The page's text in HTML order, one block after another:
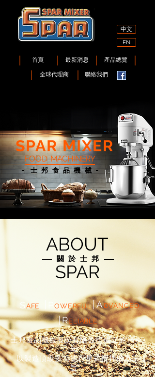
中文
EN
首頁 最新消息 產品總覽
全球代理商 聯絡我們
SPAR​ MIXER
FOODMACHINERY
-士邦食品機械-
ABOUT
SPAR
​關於士邦
SAFE POWERFUL ADVANCED
RELIABLE
士邦食品機械股份有限公司成立於1980
年，
以製造頂級多功能行星式攪拌機為宗
旨。